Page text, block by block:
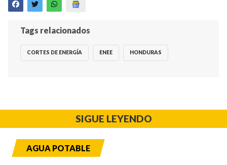
Tags relacionados
CORTES DE ENERGÍA ENEE HONDURAS
SIGUE LEYENDO
AGUA POTABLE